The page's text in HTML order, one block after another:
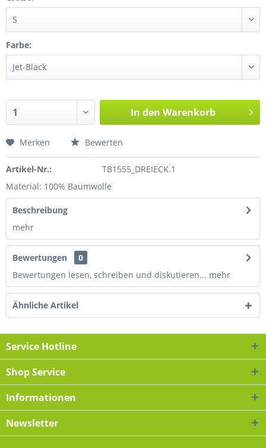
Farbe:
In den Warenkorb
Merken Bewerten
Artikel-Nr.:
TB1555_DREIECK.1
Material: 100% Baumwolle
Beschreibung
mehr
Bewertungen
0
Bewertungen lesen, schreiben und diskutieren... mehr
Ähnliche Artikel
Service Hotline
Shop Service
Informationen
Newsletter